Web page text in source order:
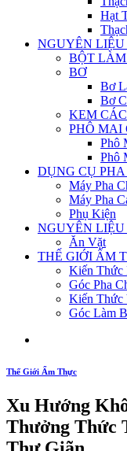
Hạt
NGUYÊN
BỘT
BƠ
Bơ
Bơ
KEM
PHÔ MAI
Phô
Phô
DỤNG CỤ PHA
Máy Pha
Máy Pha
Phụ Kiện
NGUYÊN LIỆU
Ăn Vặt
THẾ GIỚI ẨM
Kiến Thức
Góc Pha
Kiến Thức
Góc Làm
Thế Giới Ẩm Thực
Xu Hướng
Thưởng Thức